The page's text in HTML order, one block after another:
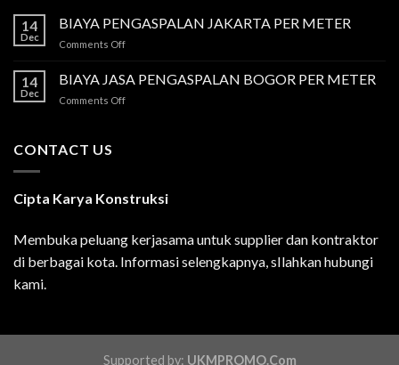
14
Dec
BIAYA PENGASPALAN JAKARTA PER METER
Comments Offon
PENGASPALAN
14
Dec
BIAYA JASA PENGASPALAN BOGOR PER METER
Comments Offon
CONTACT US
Cipta Karya Konstruksi
Membuka peluang kerjasama untuk supplier dan kontraktor
di berbagai kota. Informasi selengkapnya, sIlahkan hubungi
kami.
Supported by: UKMPROMO.Com